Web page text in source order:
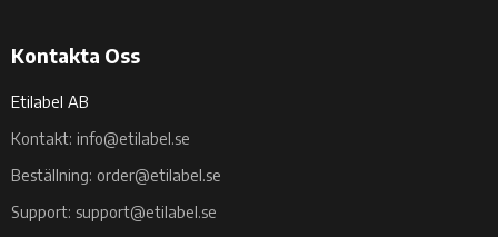
Kontakta Oss
Etilabel AB
Kontakt: info@etilabel.se
Beställning: order@etilabel.se
Support: support@etilabel.se